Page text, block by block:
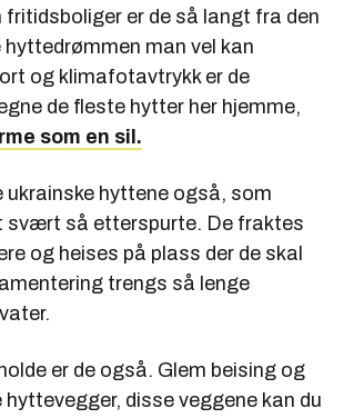
fritidsboliger er de så langt fra den
hyttedrømmen man vel kan
og klimafotavtrykk er de
de fleste hytter her hjemme,
som en sil.
ukrainske hyttene også, som
svært så etterspurte. De fraktes
og heises på plass der de skal
trengs så lenge
er de også. Glem beising og
disse veggene kan du